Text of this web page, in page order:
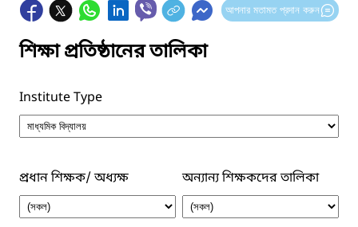
আপনার মতামত প্রদান করুন
শিক্ষা প্রতিষ্ঠানের তালিকা
Institute Type
প্রধান শিক্ষক/ অধ্যক্ষ অন্যান্য শিক্ষকদের তালিকা